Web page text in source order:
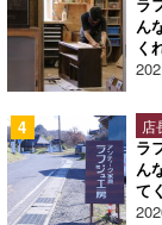
ラ
ん
く
店
ラ
ん
て